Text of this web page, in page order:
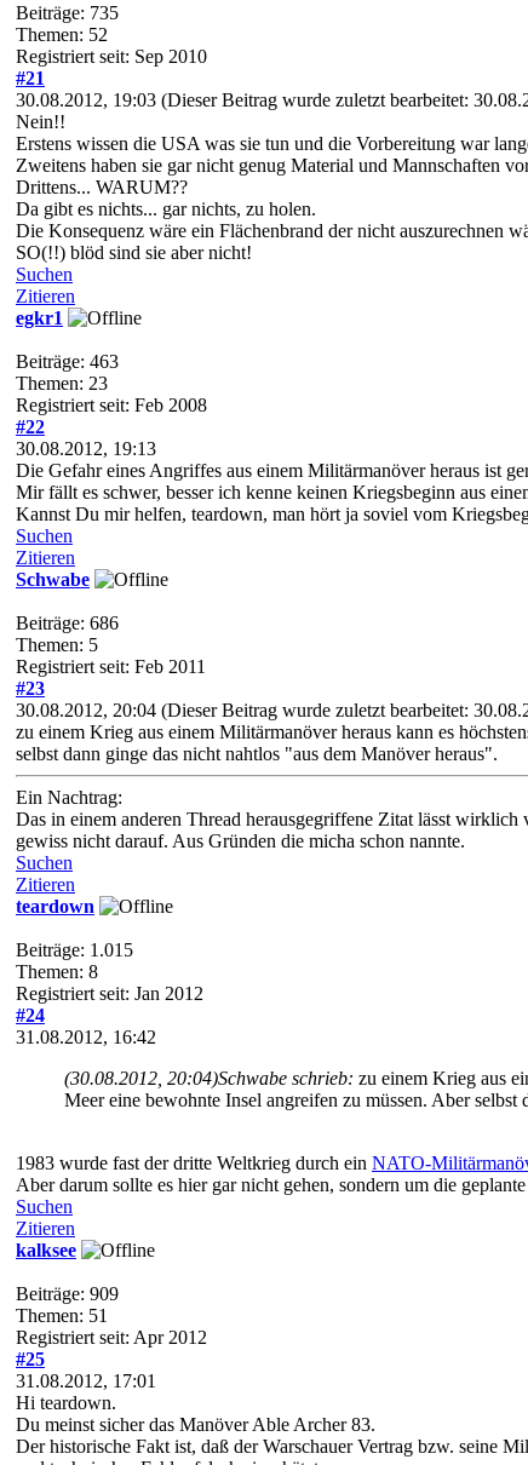
Beiträge: 735
Themen: 52
Registriert seit: Sep 2010
#21
30.08.2012, 19:03 (Dieser Beitrag wurde zuletzt bearbeitet:
Nein!!
Erstens wissen die USA was sie tun und die Vorbereitung war
Zweitens haben sie gar nicht genug Material und Mannschaften
Drittens... WARUM??
Da gibt es nichts... gar nichts, zu holen.
Die Konsequenz wäre ein Flächenbrand der nicht auszurechnen
SO(!!) blöd sind sie aber nicht!
Suchen
Zitieren
egkr1
Beiträge: 463
Themen: 23
Registriert seit: Feb 2008
#22
30.08.2012, 19:13
Die Gefahr eines Angriffes aus einem Militärmanöver heraus ist
Mir fällt es schwer, besser ich kenne keinen Kriegsbeginn aus
Kannst Du mir helfen, teardown, man hört ja soviel vom
Suchen
Zitieren
Schwabe
Beiträge: 686
Themen: 5
Registriert seit: Feb 2011
#23
30.08.2012, 20:04 (Dieser Beitrag wurde zuletzt bearbeitet:
zu einem Krieg aus einem Militärmanöver heraus kann es
selbst dann ginge das nicht nahtlos "aus dem Manöver heraus".
Ein Nachtrag:
Das in einem anderen Thread herausgegriffene Zitat lässt
gewiss nicht darauf. Aus Gründen die micha schon nannte.
Suchen
Zitieren
teardown
Beiträge: 1.015
Themen: 8
Registriert seit: Jan 2012
#24
31.08.2012, 16:42
(30.08.2012, 20:04)Schwabe schrieb: zu einem Krieg aus
Meer eine bewohnte Insel angreifen zu müssen. Aber
1983 wurde fast der dritte Weltkrieg durch ein NATO-
Aber darum sollte es hier gar nicht gehen, sondern um die
Suchen
Zitieren
kalksee
Beiträge: 909
Themen: 51
Registriert seit: Apr 2012
#25
31.08.2012, 17:01
Hi teardown.
Du meinst sicher das Manöver Able Archer 83.
Der historische Fakt ist, daß der Warschauer Vertrag bzw. seine